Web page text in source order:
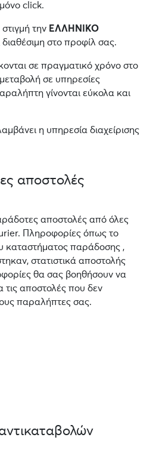
click.
την ΕΛΛΗΝΙΚΟ
διαθέσιμη στο προφίλ σας.
σε πραγματικό χρόνο στο
σε υπηρεσίες
γίνονται εύκολα και
η υπηρεσία διαχείρισης
αποστολές
αποστολές από όλες
Πληροφορίες όπως το
καταστήματος παράδοσης ,
στατιστικά αποστολής
θα σας βοηθήσουν να
τις αποστολές που δεν
παραλήπτες σας.